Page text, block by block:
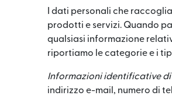
I dati personali che
prodotti e servizi. Quando
qualsiasi informazione
riportiamo le categorie e i
Informazioni identificative di
indirizzo e-mail, numero di